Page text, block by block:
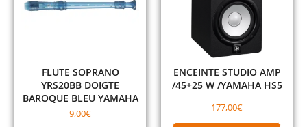
FLUTE SOPRANO
YRS20BB DOIGTE
BAROQUE BLEU YAMAHA
9,00€
ENCEINTE STUDIO AMP
/45+25 W /YAMAHA HS5
177,00€